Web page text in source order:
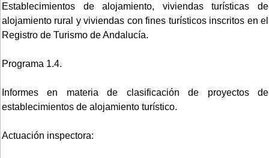
Establecimientos de alojamiento, viviendas turísticas de
alojamiento rural y viviendas con fines turísticos inscritos en el
Registro de Turismo de Andalucía.
Programa 1.4.
Informes en materia de clasificación de proyectos de
establecimientos de alojamiento turístico.
Actuación inspectora: